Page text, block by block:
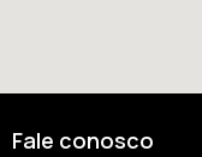
Fale conosco